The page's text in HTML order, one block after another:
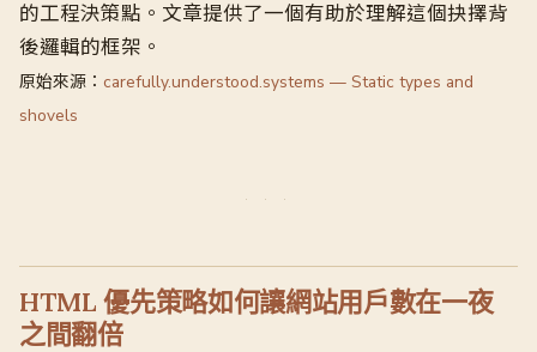
的工程決策點。文章提供了一個有助於理解這個抉擇背
後邏輯的框架。
原始來源： carefully.understood.systems — Static types and
shovels
HTML 優先策略如何讓網站用戶數在一夜
之間翻倍